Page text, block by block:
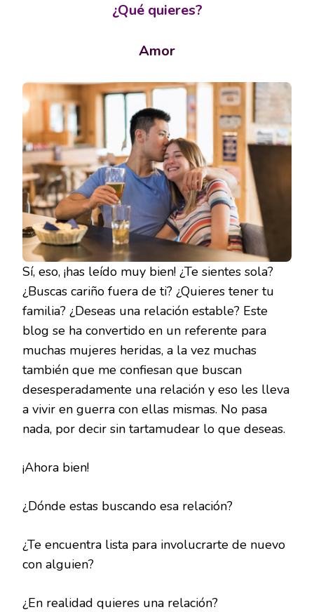
¿Qué quieres?
Amor
Sí, eso, ¡has leído muy bien! ¿Te sientes sola?
¿Buscas cariño fuera de ti? ¿Quieres tener tu
familia? ¿Deseas una relación estable? Este
blog se ha convertido en un referente para
muchas mujeres heridas, a la vez muchas
también que me confiesan que buscan
desesperadamente una relación y eso les lleva
a vivir en guerra con ellas mismas. No pasa
nada, por decir sin tartamudear lo que deseas.
¡Ahora bien!
¿Dónde estas buscando esa relación?
¿Te encuentra lista para involucrarte de nuevo
con alguien?
¿En realidad quieres una relación?